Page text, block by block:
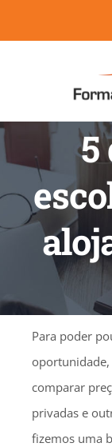
to
5
Para poder
comparar
privadas e
fizemos uma